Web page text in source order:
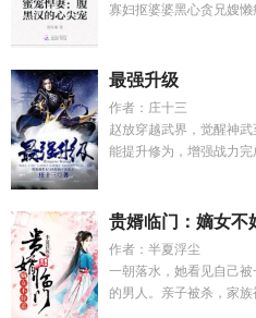
寡妇抠婆婆黑心贪兄嫂
最强升级
作者：庄十三
赵放穿越武界，觉醒神
能提升修为，增强战力
贵婿临门：嫡女不
作者：半夏浮尘
一朝落水，她看见自己
的男人。亲子被杀，家